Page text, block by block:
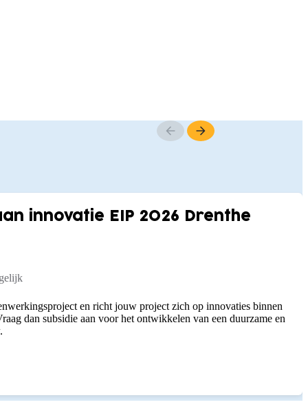
innovatie EIP 2026 Drenthe
en richt jouw project zich op innovaties binnen
dan subsidie aan voor het ontwikkelen van een duurzame en